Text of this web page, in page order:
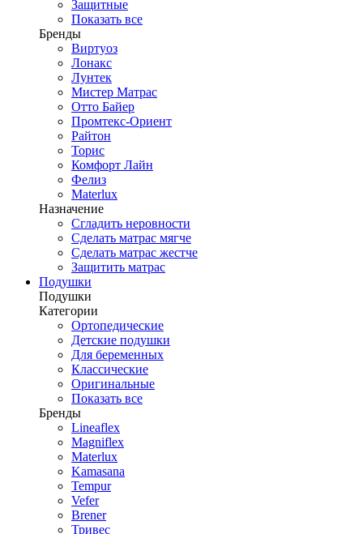
Защитные
Показать все
Бренды
Виртуоз
Лонакс
Лунтек
Мистер Матрас
Отто Байер
Промтекс-Ориент
Райтон
Торис
Комфорт Лайн
Фелиз
Materlux
Назначение
Сгладить неровности
Сделать матрас мягче
Сделать матрас жестче
Защитить матрас
Подушки
Подушки
Категории
Ортопедические
Детские подушки
Для беременных
Классические
Оригинальные
Показать все
Бренды
Lineaflex
Magniflex
Materlux
Kamasana
Tempur
Vefer
Brener
Тривес